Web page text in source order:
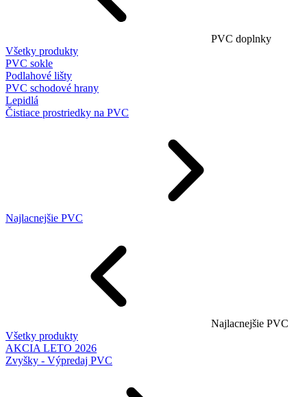
PVC doplnky
Všetky produkty
PVC sokle
Podlahové lišty
PVC schodové hrany
Lepidlá
Čistiace prostriedky na PVC
Najlacnejšie PVC
Najlacnejšie PVC
Všetky produkty
AKCIA LETO 2026
Zvyšky - Výpredaj PVC